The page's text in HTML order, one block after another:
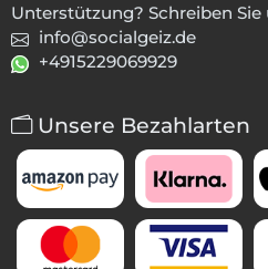
Unterstützung? Schreiben Sie
info@socialgeiz.de
+4915229069929
Unsere Bezahlarten